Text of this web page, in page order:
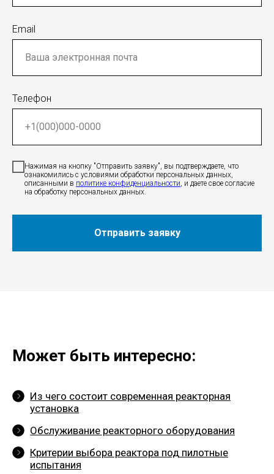
Email
Телефон
Нажимая на кнопку "Отправить заявку", вы подтверждаете, что
ознакомились c условиями обработки персональных данных,
описанными в политике конфиденциальности, и даете свое согласие
на обработку персональных данных.
Отправить заявку
Может быть интересно:
Из чего состоит современная реакторная
установка
Обслуживание реакторного оборудования
Критерии выбора реактора под пилотные
испытания